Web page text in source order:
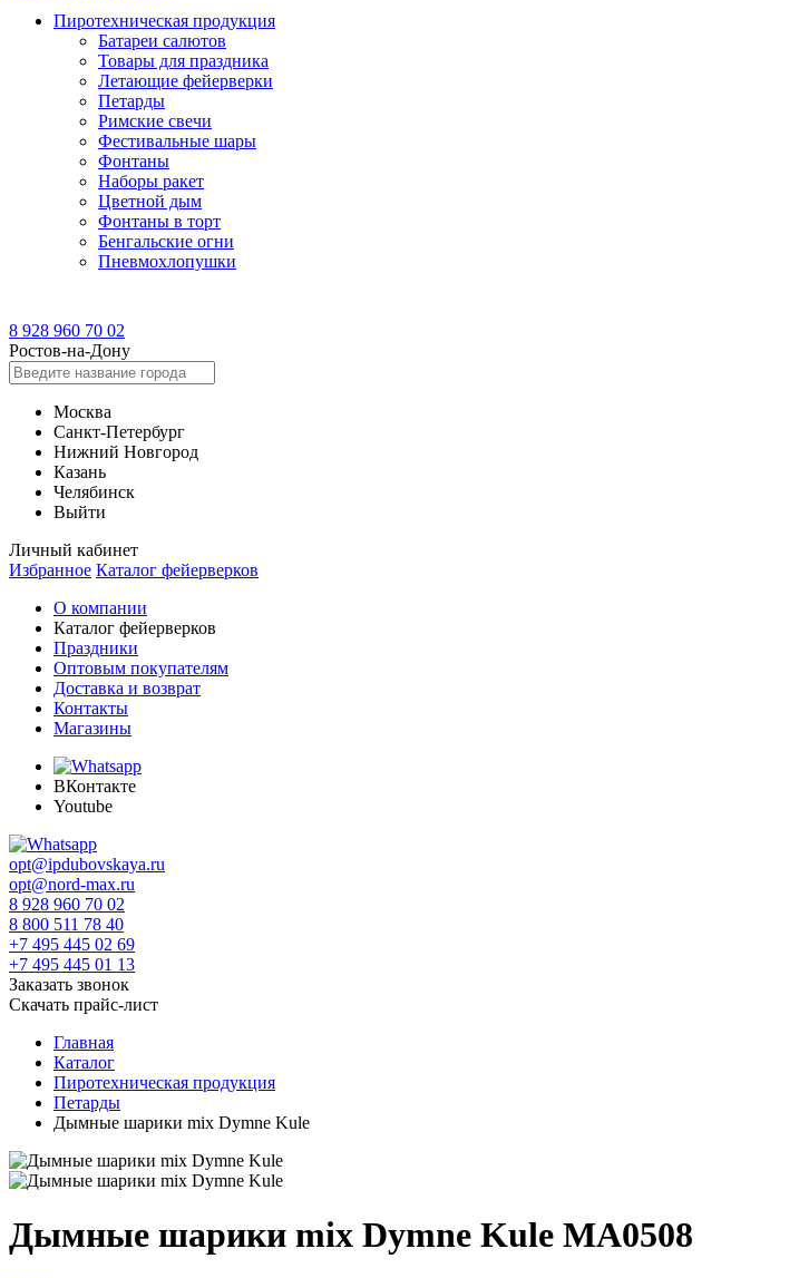
Пиротехническая продукция
Батареи салютов
Товары для праздника
Летающие фейерверки
Петарды
Римские свечи
Фестивальные шары
Фонтаны
Наборы ракет
Цветной дым
Фонтаны в торт
Бенгальские огни
Пневмохлопушки
8 928 960 70 02
Ростов-на-Дону
Москва
Санкт-Петербург
Нижний Новгород
Казань
Челябинск
Выйти
Личный кабинет
Избранное Каталог фейерверков
О компании
Каталог фейерверков
Праздники
Оптовым покупателям
Доставка и возврат
Контакты
Магазины
ВКонтакте
Youtube
opt@ipdubovskaya.ru
opt@nord-max.ru
8 928 960 70 02
8 800 511 78 40
+7 495 445 02 69
+7 495 445 01 13
Заказать звонок
Скачать прайс-лист
Главная
Каталог
Пиротехническая продукция
Петарды
Дымные шарики mix Dymne Kule
Дымные шарики mix Dymne Kule MA0508